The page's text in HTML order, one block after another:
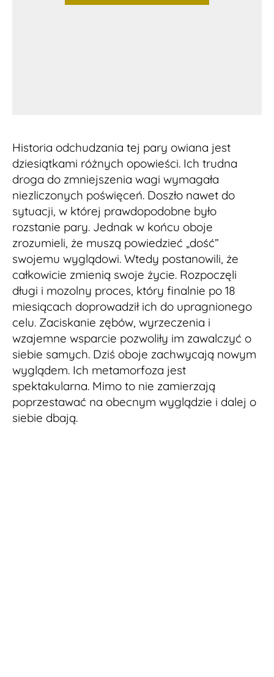
Historia odchudzania tej pary owiana jest
dziesiątkami różnych opowieści. Ich trudna
droga do zmniejszenia wagi wymagała
niezliczonych poświęceń. Doszło nawet do
sytuacji, w której prawdopodobne było
rozstanie pary. Jednak w końcu oboje
zrozumieli, że muszą powiedzieć „dość”
swojemu wyglądowi. Wtedy postanowili, że
całkowicie zmienią swoje życie. Rozpoczęli
długi i mozolny proces, który finalnie po 18
miesiącach doprowadził ich do upragnionego
celu. Zaciskanie zębów, wyrzeczenia i
wzajemne wsparcie pozwoliły im zawalczyć o
siebie samych. Dziś oboje zachwycają nowym
wyglądem. Ich metamorfoza jest
spektakularna. Mimo to nie zamierzają
poprzestawać na obecnym wyglądzie i dalej o
siebie dbają.